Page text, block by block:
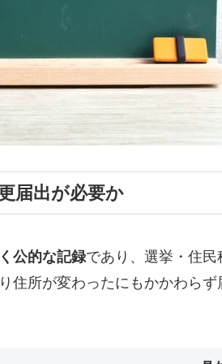
届出が必要か
公的な記録であり、選挙・住民
住所が変わったにもかかわら